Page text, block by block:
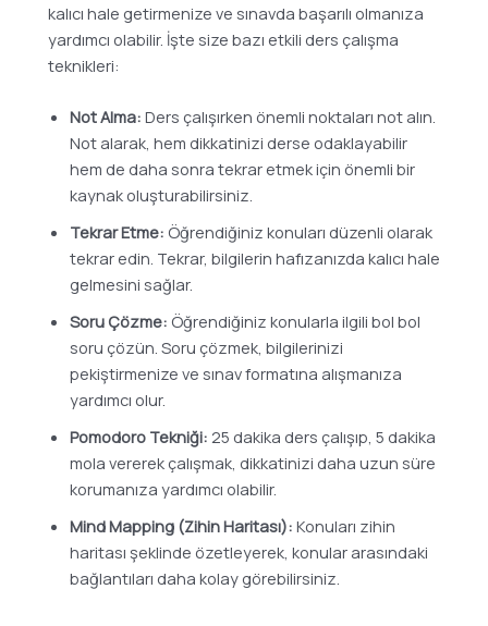
kalıcı hale getirmenize ve sınavda başarılı olmanıza
yardımcı olabilir. İşte size bazı etkili ders çalışma
teknikleri:
Not Alma: Ders çalışırken önemli noktaları not alın.
Not alarak, hem dikkatinizi derse odaklayabilir
hem de daha sonra tekrar etmek için önemli bir
kaynak oluşturabilirsiniz.
Tekrar Etme: Öğrendiğiniz konuları düzenli olarak
tekrar edin. Tekrar, bilgilerin hafızanızda kalıcı hale
gelmesini sağlar.
Soru Çözme: Öğrendiğiniz konularla ilgili bol bol
soru çözün. Soru çözmek, bilgilerinizi
pekiştirmenize ve sınav formatına alışmanıza
yardımcı olur.
Pomodoro Tekniği: 25 dakika ders çalışıp, 5 dakika
mola vererek çalışmak, dikkatinizi daha uzun süre
korumanıza yardımcı olabilir.
Mind Mapping (Zihin Haritası): Konuları zihin
haritası şeklinde özetleyerek, konular arasındaki
bağlantıları daha kolay görebilirsiniz.